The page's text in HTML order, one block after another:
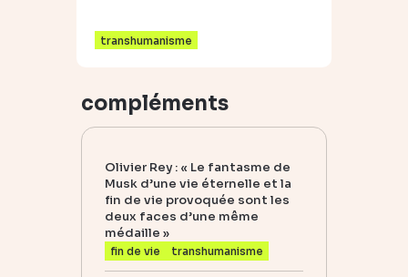
transhumanisme
compléments
Olivier Rey : « Le fantasme de
Musk d’une vie éternelle et la
fin de vie provoquée sont les
deux faces d’une même
médaille »
fin de vie transhumanisme